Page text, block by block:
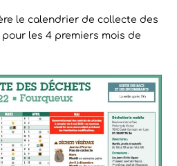
le calendrier de collecte des
les 4 premiers mois de